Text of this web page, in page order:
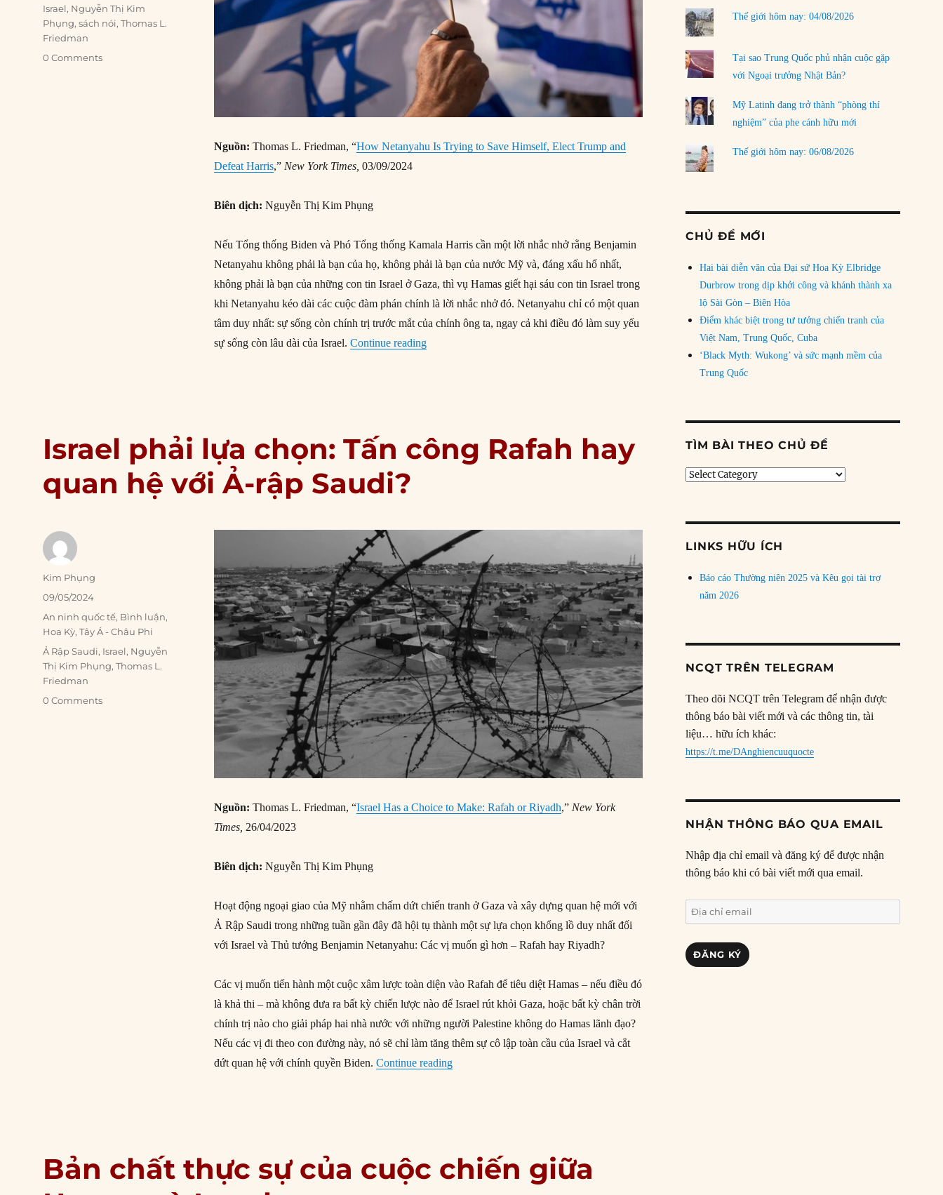
Nguồn: Thomas L. Friedman, “How Netanyahu Is Trying to Save Himself, Elect Trump and
Defeat Harris,” New York Times, 03/09/2024
Biên dịch: Nguyễn Thị Kim Phụng
Nếu Tổng thống Biden và Phó Tổng thống Kamala Harris cần một lời nhắc nhở rằng Benjamin
Netanyahu không phải là bạn của họ, không phải là bạn của nước Mỹ và, đáng xấu hổ nhất,
không phải là bạn của những con tin Israel ở Gaza, thì vụ Hamas giết hại sáu con tin Israel trong
khi Netanyahu kéo dài các cuộc đàm phán chính là lời nhắc nhở đó. Netanyahu chỉ có một quan
tâm duy nhất: sự sống còn chính trị trước mắt của chính ông ta, ngay cả khi điều đó làm suy yếu
sự sống còn lâu dài của Israel.Continue reading“Netanyahu đang cố gắng dùng kỳ bầu cử Mỹ để tự cứu mình”
Israel, Nguyễn Thị Kim
Phụng,sách nói,Thomas L.
Friedman
0 Comments
Israel phải lựa chọn: Tấn công Rafah hay
quan hệ với Ả-rập Saudi?
Nguồn: Thomas L. Friedman, “Israel Has a Choice to Make: Rafah or Riyadh,”New York
Times,26/04/2023
Biên dịch:Nguyễn Thị Kim Phụng
Hoạt động ngoại giao của Mỹ nhằm chấm dứt chiến tranh ở Gaza và xây dựng quan hệ mới với
Ả Rập Saudi trong những tuần gần đây đã hội tụ thành một sự lựa chọn khổng lồ duy nhất đối
với Israel và Thủ tướng Benjamin Netanyahu: Các vị muốn gì hơn – Rafah hay Riyadh?
Các vị muốn tiến hành một cuộc xâm lược toàn diện vào Rafah để tiêu diệt Hamas – nếu điều đó
là khả thi – mà không đưa ra bất kỳ chiến lược nào để Israel rút khỏi Gaza, hoặc bất kỳ chân trời
chính trị nào cho giải pháp hai nhà nước với những người Palestine không do Hamas lãnh đạo?
Nếu các vị đi theo con đường này, nó sẽ chỉ làm tăng thêm sự cô lập toàn cầu của Israel và cắt
đứt quan hệ với chính quyền Biden.Continue reading“Israel phải lựa chọn: Tấn công Rafah hay quan hệ với Ả-rập Saudi?”
Author
Kim Phụng
Posted
09/05/2024
Categories
An ninh quốc tế, Bình luận,
Hoa Kỳ,Tây Á - Châu Phi
Tags
Ả Rập Saudi, Israel, Nguyễn
Thị Kim Phụng,Thomas L.
Friedman
0 Comments
Bản chất thực sự của cuộc chiến giữa
Thế giới hôm nay: 04/08/2026
Tại sao Trung Quốc phủ nhận cuộc gặp
với Ngoại trưởng Nhật Bản?
Mỹ Latinh đang trở thành “phòng thí
nghiệm” của phe cánh hữu mới
Thế giới hôm nay: 06/08/2026
CHỦ ĐỀ MỚI
Hai bài diễn văn của Đại sứ Hoa Kỳ Elbridge
Durbrow trong dịp khởi công và khánh thành xa
lộ Sài Gòn – Biên Hòa
Điểm khác biệt trong tư tưởng chiến tranh của
Việt Nam, Trung Quốc, Cuba
‘Black Myth: Wukong’ và sức mạnh mềm của
Trung Quốc
TÌM BÀI THEO CHỦ ĐỀ
Tìm
chủ
LINKS HỮU ÍCH
Báo cáo Thường niên 2025 và Kêu gọi tài trợ
năm 2026
NCQT TRÊN TELEGRAM
Theo dõi NCQT trên Telegram để nhận được
thông báo bài viết mới và các thông tin, tài
liệu… hữu ích khác:
https://t.me/DAnghiencuuquocte
NHẬN THÔNG BÁO QUA EMAIL
Nhập địa chỉ email và đăng ký để được nhận
thông báo khi có bài viết mới qua email.
Địa
chỉ
email
ĐĂNG KÝ